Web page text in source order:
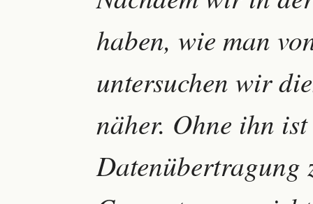
haben, wie man
untersuchen wir
näher. Ohne ihn
Datenübertragung